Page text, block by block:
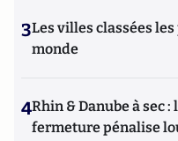
3Les villes classées
monde
4Rhin & Danube à sec :
fermeture pénalise